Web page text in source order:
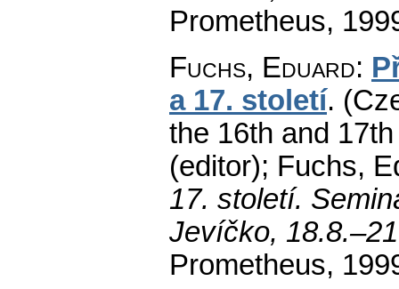
Prometheus,
Fuchs, Eduard:
a 17. století.
the 16th and
(editor); Fuchs,
17. století.
Jevíčko,
Prometheus,